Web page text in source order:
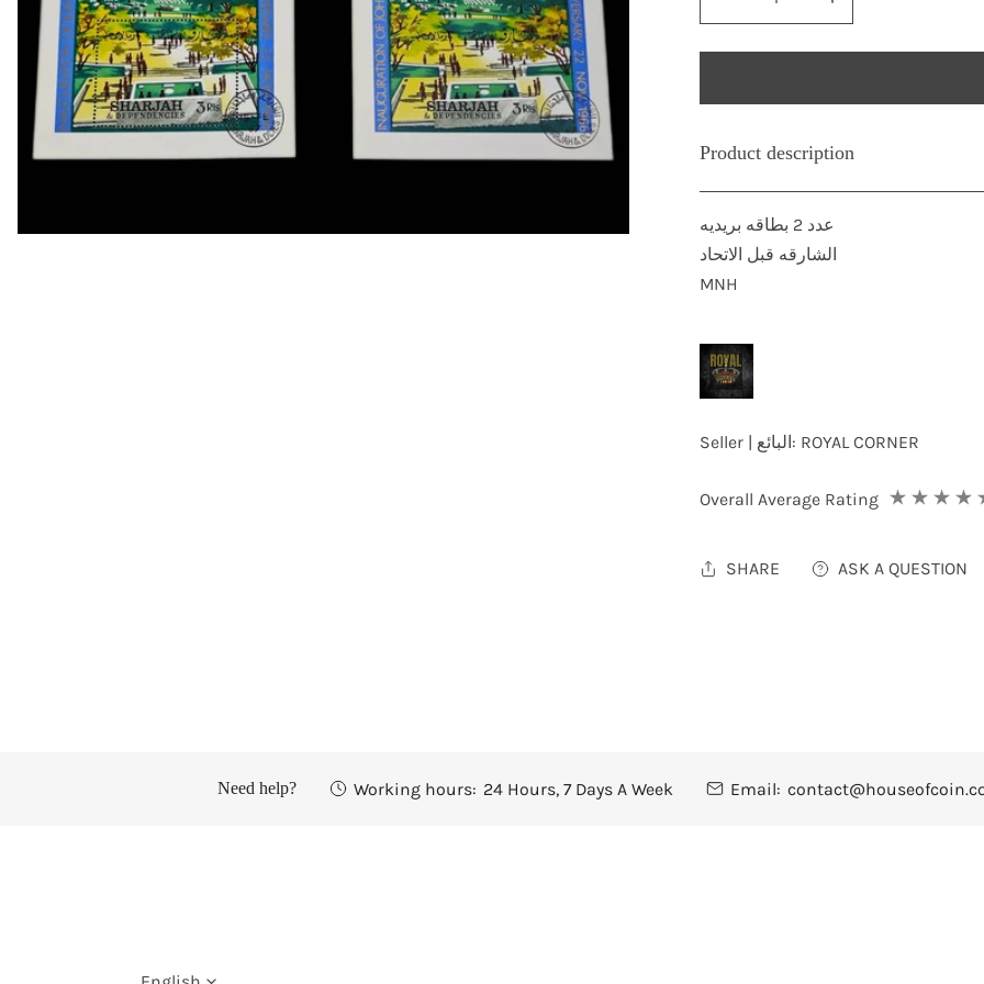
Product description
MNH
Seller | البائع: ROYAL CORNER
Overall Average Rating
SHARE ASK A QUESTION
Need help? Working hours: 24 Hours, 7 Days A Week Email: